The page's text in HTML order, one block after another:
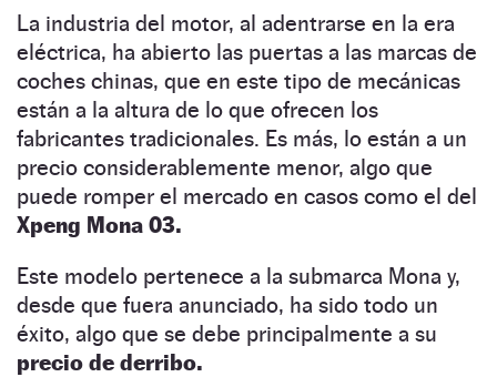
La industria del motor, al adentrarse en la era
eléctrica, ha abierto las puertas a las marcas de
coches chinas, que en este tipo de mecánicas
están a la altura de lo que ofrecen los
fabricantes tradicionales. Es más, lo están a un
precio considerablemente menor, algo que
puede romper el mercado en casos como el del
Xpeng Mona 03.
Este modelo pertenece a la submarca Mona y,
desde que fuera anunciado, ha sido todo un
éxito, algo que se debe principalmente a su
precio de derribo.